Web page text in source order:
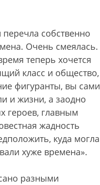
собственно
Очень смеялась.
теперь хочется
класс и общество,
фигуранты, вы сами
и жизни, а заодно
героев, главным
жадность
куда могла
хуже времена».
разными